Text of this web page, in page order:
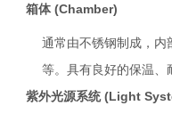
箱体 (Chamber)
通常由不锈钢制成，内
等。具有良好的保温、
紫外光源系统 (Light